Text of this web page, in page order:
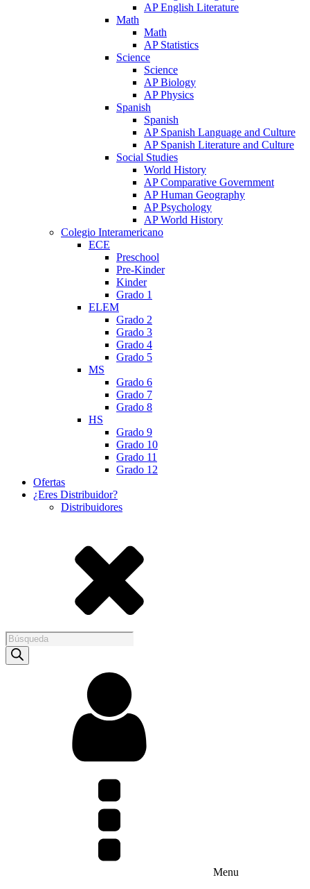
AP English Literature
Math
Math
AP Statistics
Science
Science
AP Biology
AP Physics
Spanish
Spanish
AP Spanish Language and Culture
AP Spanish Literature and Culture
Social Studies
World History
AP Comparative Government
AP Human Geography
AP Psychology
AP World History
Colegio Interamericano
ECE
Preschool
Pre-Kinder
Kinder
Grado 1
ELEM
Grado 2
Grado 3
Grado 4
Grado 5
MS
Grado 6
Grado 7
Grado 8
HS
Grado 9
Grado 10
Grado 11
Grado 12
Ofertas
¿Eres Distribuidor?
Distribuidores
Products
search
Menu